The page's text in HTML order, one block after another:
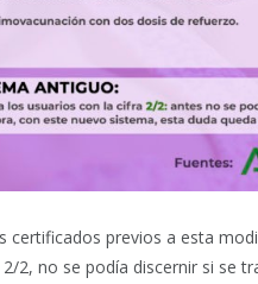
certificados previos a esta
2, no se podía discernir si se